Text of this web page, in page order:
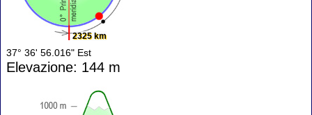
2325 km
37° 36' 56.016" Est
Elevazione: 144 m